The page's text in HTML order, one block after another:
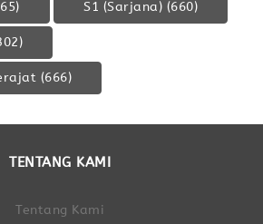
S1 (Sarjana) (660)
(666)
TENTANG KAMI
Tentang Kami